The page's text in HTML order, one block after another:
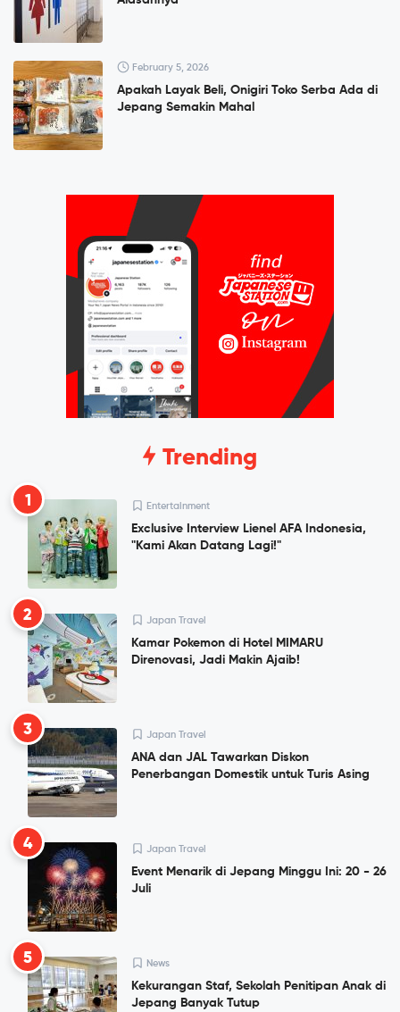
February 5, 2026
Apakah Layak Beli, Onigiri Toko Serba Ada di
Jepang Semakin Mahal
Trending
1 Entertainment
Exclusive Interview Lienel AFA Indonesia,
"Kami Akan Datang Lagi!"
2 Japan Travel
Kamar Pokemon di Hotel MIMARU
Direnovasi, Jadi Makin Ajaib!
3 Japan Travel
ANA dan JAL Tawarkan Diskon
Penerbangan Domestik untuk Turis Asing
4 Japan Travel
Event Menarik di Jepang Minggu Ini: 20 - 26
Juli
5 News
Kekurangan Staf, Sekolah Penitipan Anak di
Jepang Banyak Tutup